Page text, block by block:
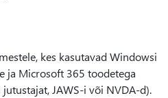
kes kasutavad Windowsi
ja Microsoft 365 toodetega
JAWS-i või NVDA-d).